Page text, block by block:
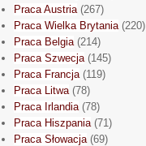
Praca Austria(267)
Praca Wielka Brytania(220)
Praca Belgia(214)
Praca Szwecja(145)
Praca Francja(119)
Praca Litwa(78)
Praca Irlandia(78)
Praca Hiszpania(71)
Praca Słowacja(69)